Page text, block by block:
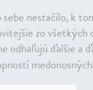
nestačilo, k
zo
odhaľujú ďalšie a